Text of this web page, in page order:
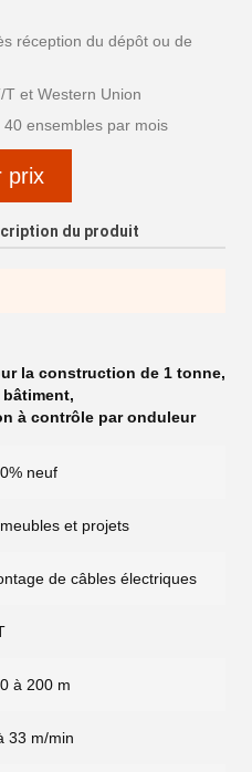
réception du dépôt ou de
et Western Union
ensembles par mois
prix
du produit
la construction de 1 tonne,
bâtiment,
à contrôle par onduleur
neuf
et projets
de câbles électriques
à 200 m
33 m/min